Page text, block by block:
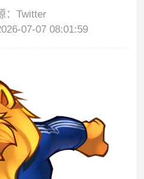
：Twitter
07-07 08:01:59